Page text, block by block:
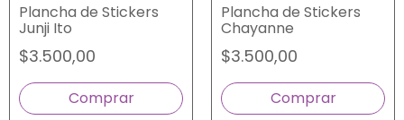
Plancha de Stickers
Junji Ito
$3.500,00
Plancha de Stickers
Chayanne
$3.500,00